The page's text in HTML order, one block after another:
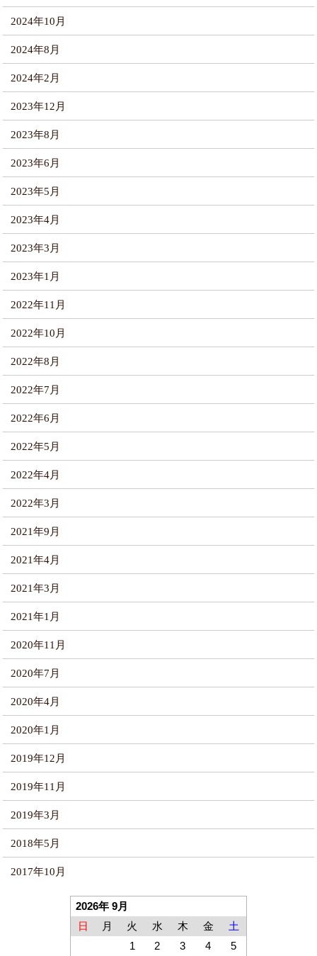
2024年10月
2024年8月
2024年2月
2023年12月
2023年8月
2023年6月
2023年5月
2023年4月
2023年3月
2023年1月
2022年11月
2022年10月
2022年8月
2022年7月
2022年6月
2022年5月
2022年4月
2022年3月
2021年9月
2021年4月
2021年3月
2021年1月
2020年11月
2020年7月
2020年4月
2020年1月
2019年12月
2019年11月
2019年3月
2018年5月
2017年10月
2026年 9月
日
月 火 水 木 金
土
1
2 3 4
5